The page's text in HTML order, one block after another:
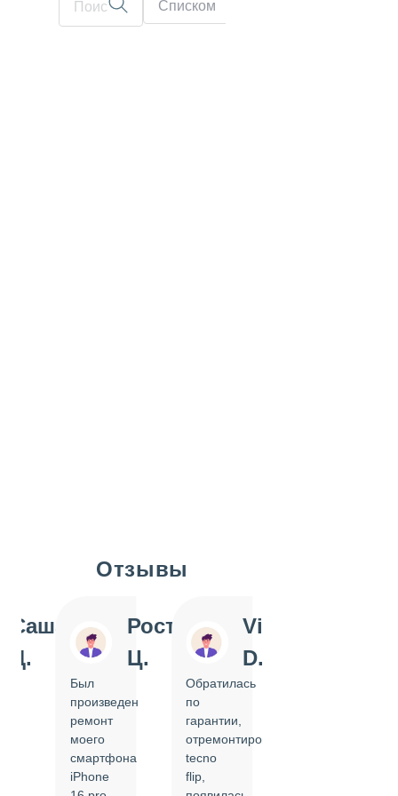
Списком
Отзывы
Саша
Д.
Ростислав
Ц.
Был
произведен
ремонт
моего
смартфона
iPhone
Vi
D.
Обратилась
по
гарантии,
отремонтировать
tecno
flip,